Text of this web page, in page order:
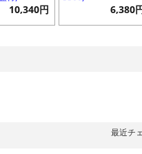
10,340円 6,380
最近チ